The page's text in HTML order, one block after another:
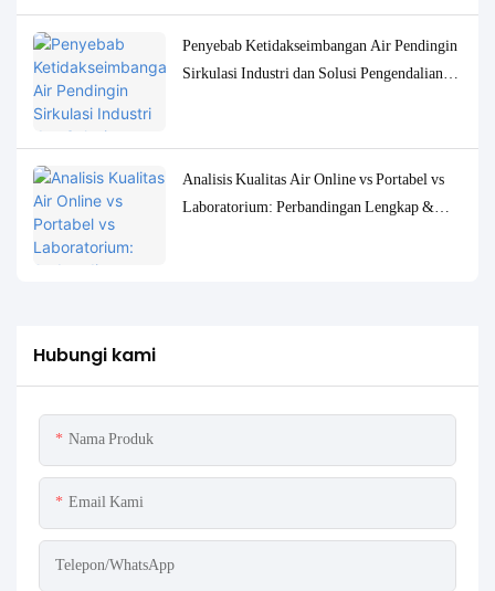
Penyebab Ketidakseimbangan Air Pendingin
Sirkulasi Industri dan Solusi Pengendalian
Analisis Kualitas Air Online vs Portabel vs
Laboratorium: Perbandingan Lengkap &
Hubungi kami
Nama Produk
Email Kami
Telepon/WhatsApp